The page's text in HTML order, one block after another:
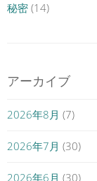
秘密 (14)
アーカイブ
2026年8月 (7)
2026年7月 (30)
2026年6月 (30)